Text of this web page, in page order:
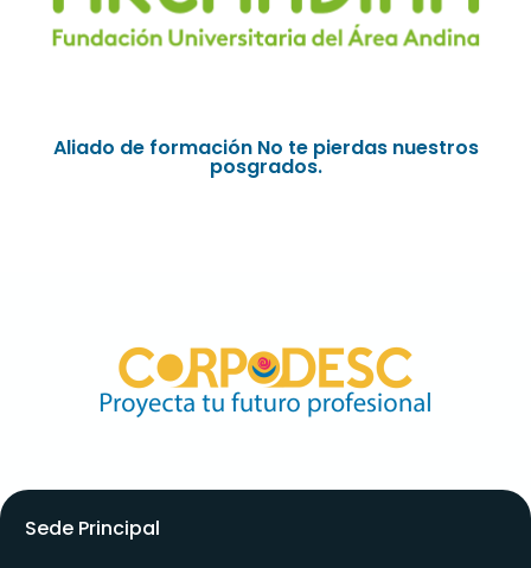
Aliado de formación No te pierdas nuestros
posgrados.
Sede Principal